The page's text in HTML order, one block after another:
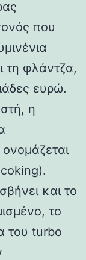
που
τη φλάντζα,
ευρώ.
η
και το
το
του turbo